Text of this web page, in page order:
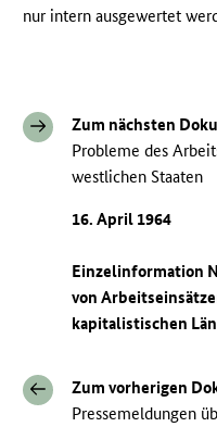
nur intern ausgewertet
Zum nächsten
Probleme des
westlichen Staaten
16. April 1964
Einzelinformation
von
kapitalistischen
Zum vorherigen
Pressemeldungen